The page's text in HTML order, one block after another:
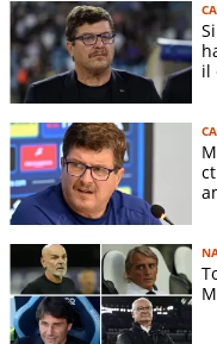
Nella vita privata è
Mattia e Niccolò.
sempre mantenuto un
mediatico, preferendo
per ilcarattere
negli anni un
molti tifosi per la sua
parlare senza filtri.
il